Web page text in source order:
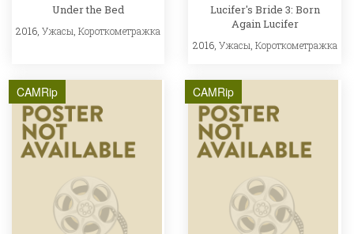
Under the Bed
2016, Ужасы Короткометражка
Lucifer's Bride 3: Born
Again Lucifer
2016, Ужасы Короткометражка
CAMRip CAMRip